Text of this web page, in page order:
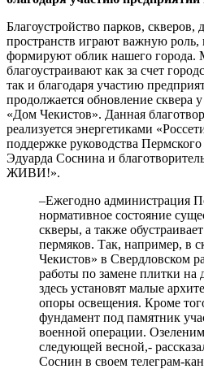
Благоустройство парков,
пространств играют важную роль,
формируют облик нашего города.
благоустраивают как за счет
так и благодаря участию
продолжается обновление сквера
«Дом Чекистов». Данная
реализуется энергетиками
поддержке руководства Пермского
Эдуарда Соснина и
ЖИВИ!».
–Ежегодно администрация
нормативное состояние
скверы, а также
пермяков. Так, например, в
Чекистов» в Свердловском
работы по замене плитки на
здесь установят малые
опоры освещения. Кроме
фундамент под памятник
военной операции.
следующей весной,-
Соснин в своем телеграм-